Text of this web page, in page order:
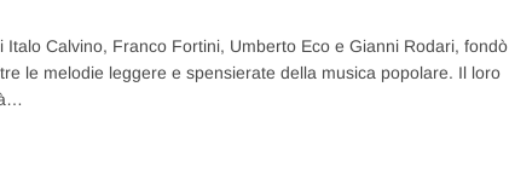
Calvino, Franco Fortini, Umberto Eco e Gianni Rodari, fondò
le melodie leggere e spensierate della musica popolare. Il loro